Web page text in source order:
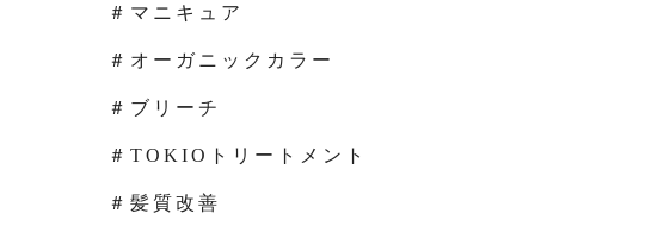
＃マニキュア
＃オーガニックカラー
＃ブリーチ
＃TOKIOトリートメント
＃髪質改善